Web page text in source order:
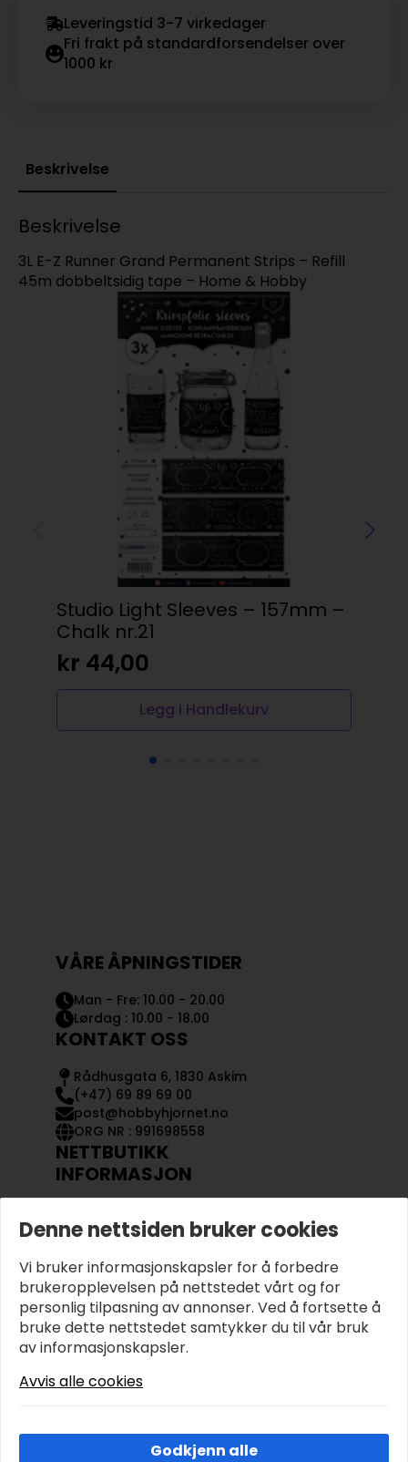
antall
Leveringstid 3-7 virkedager
Fri frakt på standardforsendelser over
1000 kr
Beskrivelse
Beskrivelse
3L E-Z Runner Grand Permanent Strips – Refill
45m dobbeltsidig tape – Home & Hobby
Studio Light Sleeves – 157mm –
Chalk nr.21
kr 44,00
Legg I Handlekurv
VÅRE ÅPNINGSTIDER
Man - Fre: 10.00 - 20.00
Lørdag : 10.00 - 18.00
KONTAKT OSS
Rådhusgata 6, 1830 Askim
(+47) 69 89 69 00
post@hobbyhjornet.no
ORG NR : 991698558
NETTBUTIKK
INFORMASJON
OM OSS
KJØPSVILKÅR OG BETINGELSER
PERSONVERN
Denne nettsiden bruker cookies
Vi bruker informasjonskapsler for å forbedre
brukeropplevelsen på nettstedet vårt og for
personlig tilpasning av annonser. Ved å fortsette å
bruke dette nettstedet samtykker du til vår bruk
av informasjonskapsler.
Avvis alle cookies
Godkjenn alle